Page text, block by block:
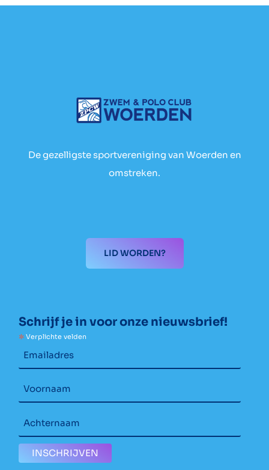
De gezelligste sportvereniging van Woerden en
omstreken.
LID WORDEN?
Schrijf je in voor onze nieuwsbrief!
* Verplichte velden